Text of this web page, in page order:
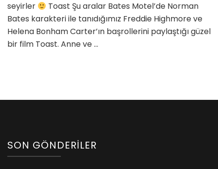
seyirler
Toast Şu aralar Bates Motel’de Norman
Bates karakteri ile tanıdığımız Freddie Highmore ve
Helena Bonham Carter’ın başrollerini paylaştığı güzel
bir film Toast. Anne ve …
SON GÖNDERILER